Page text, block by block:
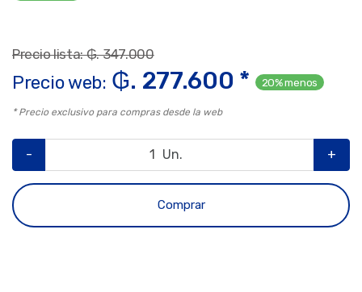
Precio lista: ₲. 347.000
Precio web: ₲. 277.600 * 20% menos
* Precio exclusivo para compras desde la web
- Un. +
Comprar